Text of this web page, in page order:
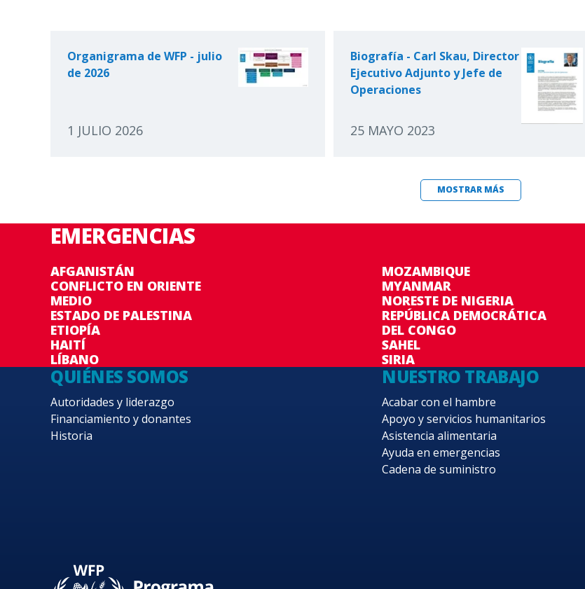
Organigrama de WFP - julio
de 2026
1 JULIO 2026
Biografía - Carl Skau, Director
Ejecutivo Adjunto y Jefe de
Operaciones
25 MAYO 2023
MOSTRAR MÁS
EMERGENCIAS
AFGANISTÁN
CONFLICTO EN ORIENTE
MEDIO
ESTADO DE PALESTINA
ETIOPÍA
HAITÍ
LÍBANO
MOZAMBIQUE
MYANMAR
NORESTE DE NIGERIA
REPÚBLICA DEMOCRÁTICA
DEL CONGO
SAHEL
SIRIA
QUIÉNES SOMOS
Autoridades y liderazgo
Financiamiento y donantes
Historia
NUESTRO TRABAJO
Acabar con el hambre
Apoyo y servicios humanitarios
Asistencia alimentaria
Ayuda en emergencias
Cadena de suministro